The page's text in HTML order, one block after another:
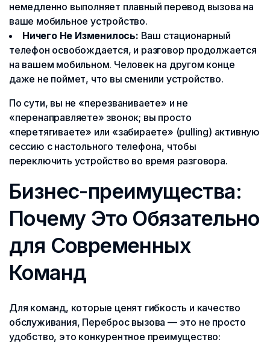
немедленно выполняет плавный перевод вызова на
ваше мобильное устройство.
Ничего Не Изменилось: Ваш стационарный
телефон освобождается, и разговор продолжается
на вашем мобильном. Человек на другом конце
даже не поймет, что вы сменили устройство.
По сути, вы не «перезваниваете» и не
«перенаправляете» звонок; вы просто
«перетягиваете» или «забираете» (pulling) активную
сессию с настольного телефона, чтобы
переключить устройство во время разговора.
Бизнес-преимущества:
Почему Это Обязательно
для Современных
Команд
Для команд, которые ценят гибкость и качество
обслуживания, Переброс вызова — это не просто
удобство, это конкурентное преимущество: